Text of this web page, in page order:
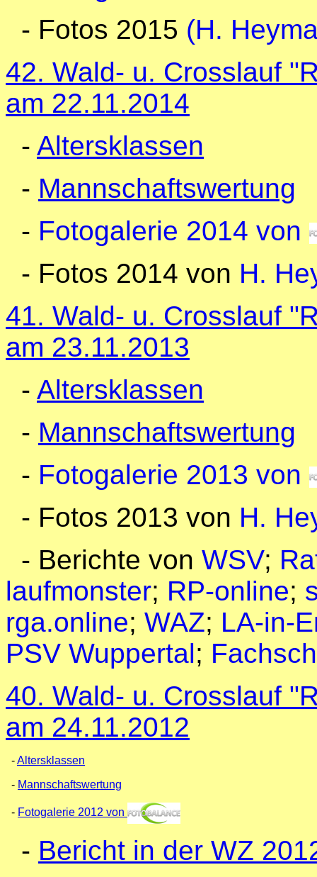
- Fotos 2015 (H.
42. Wald- u. Crosslauf
am 22.11.2014
- Altersklassen
- Mannschaftswertung
- Fotogalerie 2014 von
- Fotos 2014 von H.
41. Wald- u. Crosslauf
am 23.11.2013
- Altersklassen
- Mannschaftswertung
- Fotogalerie 2013 von
- Fotos 2013 von H.
- Berichte von WSV;
laufmonster; RP-online;
rga.online; WAZ; LA-in-
PSV Wuppertal;
40. Wald- u. Crosslauf
am 24.11.2012
-Altersklassen
- Mannschaftswertung
- Fotogalerie 2012 von
- Bericht in der WZ